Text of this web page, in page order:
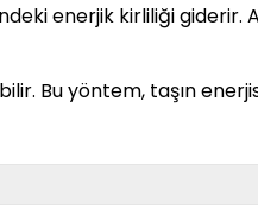
enerjik kirliliği giderir.
yöntem, taşın